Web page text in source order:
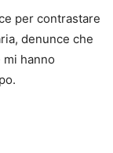
per contrastare
denunce che
hanno